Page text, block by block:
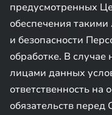
предусмотренных
обеспечения
и безопасности
обработке. В
лицами данных
ответственность на
обязательств